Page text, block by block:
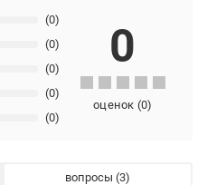
(0)
(0)
(0)
(0)
(0)
0
оценок (0)
вопросы